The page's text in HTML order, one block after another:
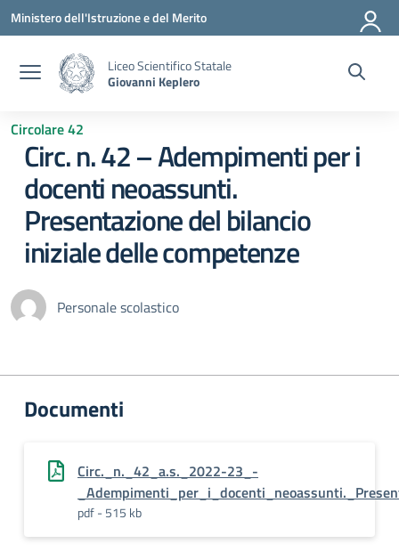
Vai ai contenuti
Vai al menu di navigazione
Vai al footer
Ministero dell'Istruzione e del Merito
Liceo Scientifico Statale
Giovanni Keplero
Circolare 42
Circ. n. 42 – Adempimenti per i
docenti neoassunti.
Presentazione del bilancio
iniziale delle competenze
Personale scolastico
Documenti
Circ._n._42_a.s._2022-23_-
pdf - 515 kb